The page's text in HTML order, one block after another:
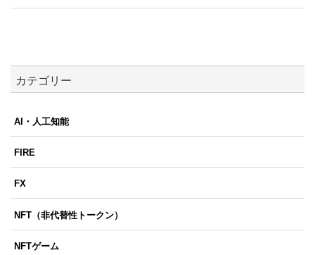
カテゴリー
AI・人工知能
FIRE
FX
NFT（非代替性トークン）
NFTゲーム